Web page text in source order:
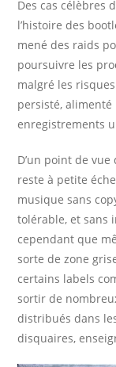
Des cas célèbres
l’histoire des
mené des raids
poursuivre les
malgré les
persisté,
enregistrements
D’un point de
reste à petite
musique sans
tolérable, et sans
cependant que
sorte de zone
certains labels
sortir de
distribués dans
disquaires,